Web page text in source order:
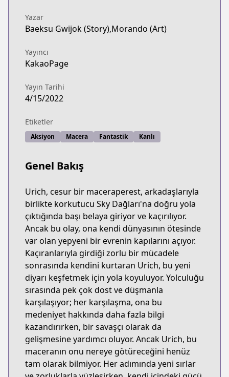
Yazar
Baeksu Gwijok (Story),Morando (Art)
Yayıncı
KakaoPage
Yayın Tarihi
4/15/2022
Etiketler
Aksiyon Macera Fantastik Kanlı
Genel Bakış
Urich, cesur bir maceraperest, arkadaşlarıyla
birlikte korkutucu Sky Dağları'na doğru yola
çıktığında başı belaya giriyor ve kaçırılıyor.
Ancak bu olay, ona kendi dünyasının ötesinde
var olan yepyeni bir evrenin kapılarını açıyor.
Kaçıranlarıyla girdiği zorlu bir mücadele
sonrasında kendini kurtaran Urich, bu yeni
diyarı keşfetmek için yola koyuluyor. Yolculuğu
sırasında pek çok dost ve düşmanla
karşılaşıyor; her karşılaşma, ona bu
medeniyet hakkında daha fazla bilgi
kazandırırken, bir savaşçı olarak da
gelişmesine yardımcı oluyor. Ancak Urich, bu
maceranın onu nereye götüreceğini henüz
tam olarak bilmiyor. Her adımında yeni sırlar